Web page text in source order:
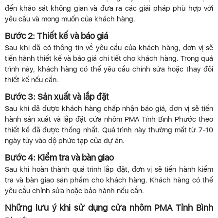
đến khảo sát không gian và đưa ra các giải pháp phù hợp với
yêu cầu và mong muốn của khách hàng.
Bước 2: Thiết kế và báo giá
Sau khi đã có thông tin về yêu cầu của khách hàng, đơn vị sẽ
tiến hành thiết kế và báo giá chi tiết cho khách hàng. Trong quá
trình này, khách hàng có thể yêu cầu chỉnh sửa hoặc thay đổi
thiết kế nếu cần.
Bước 3: Sản xuất và lắp đặt
Sau khi đã được khách hàng chấp nhận báo giá, đơn vị sẽ tiến
hành sản xuất và lắp đặt cửa nhôm PMA Tỉnh Bình Phước theo
thiết kế đã được thống nhất. Quá trình này thường mất từ 7-10
ngày tùy vào độ phức tạp của dự án.
Bước 4: Kiểm tra và bàn giao
Sau khi hoàn thành quá trình lắp đặt, đơn vị sẽ tiến hành kiểm
tra và bàn giao sản phẩm cho khách hàng. Khách hàng có thể
yêu cầu chỉnh sửa hoặc bảo hành nếu cần.
Những lưu ý khi sử dụng cửa nhôm PMA Tỉnh Bình